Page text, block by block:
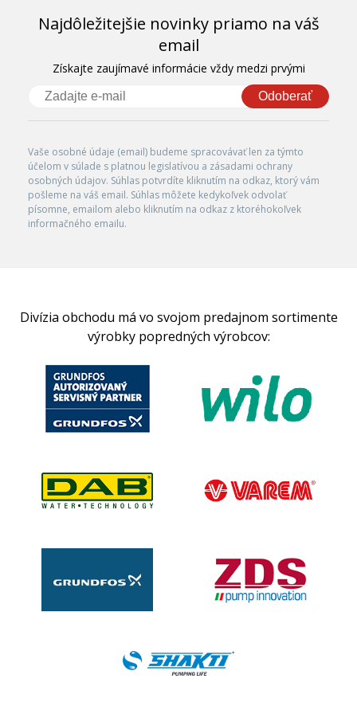
Najdôležitejšie novinky priamo na váš
email
Získajte zaujímavé informácie vždy medzi prvými
Odoberať
Vaše osobné údaje (email) budeme spracovávať len za týmto
účelom v súlade s platnou legislatívou a zásadami ochrany
osobných údajov. Súhlas potvrdíte kliknutím na odkaz, ktorý vám
pošleme na váš email. Súhlas môžete kedykoľvek odvolať
písomne, emailom alebo kliknutím na odkaz z ktoréhokoľvek
informačného emailu.
Divízia obchodu má vo svojom predajnom sortimente
výrobky popredných výrobcov: